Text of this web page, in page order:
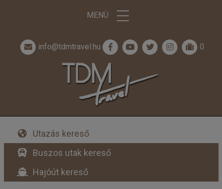
MENÜ
info@tdmtravel.hu 0
Utazás kereső
Buszos utak kereső
Hajóút kereső